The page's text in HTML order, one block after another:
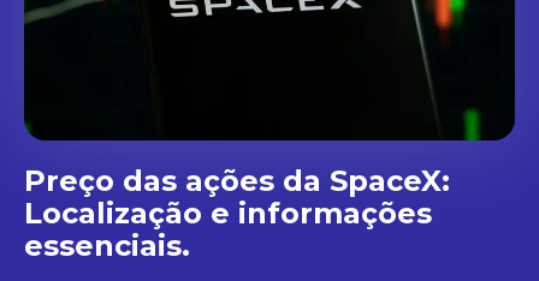
Preço das ações da SpaceX:
Localização e informações
essenciais.